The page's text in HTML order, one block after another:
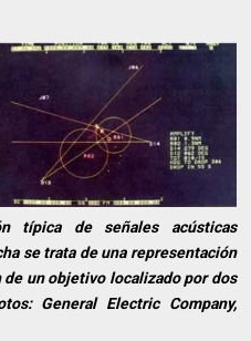
típica de señales acústicas
se trata de una representación
un objetivo localizado por dos
General Electric Company,